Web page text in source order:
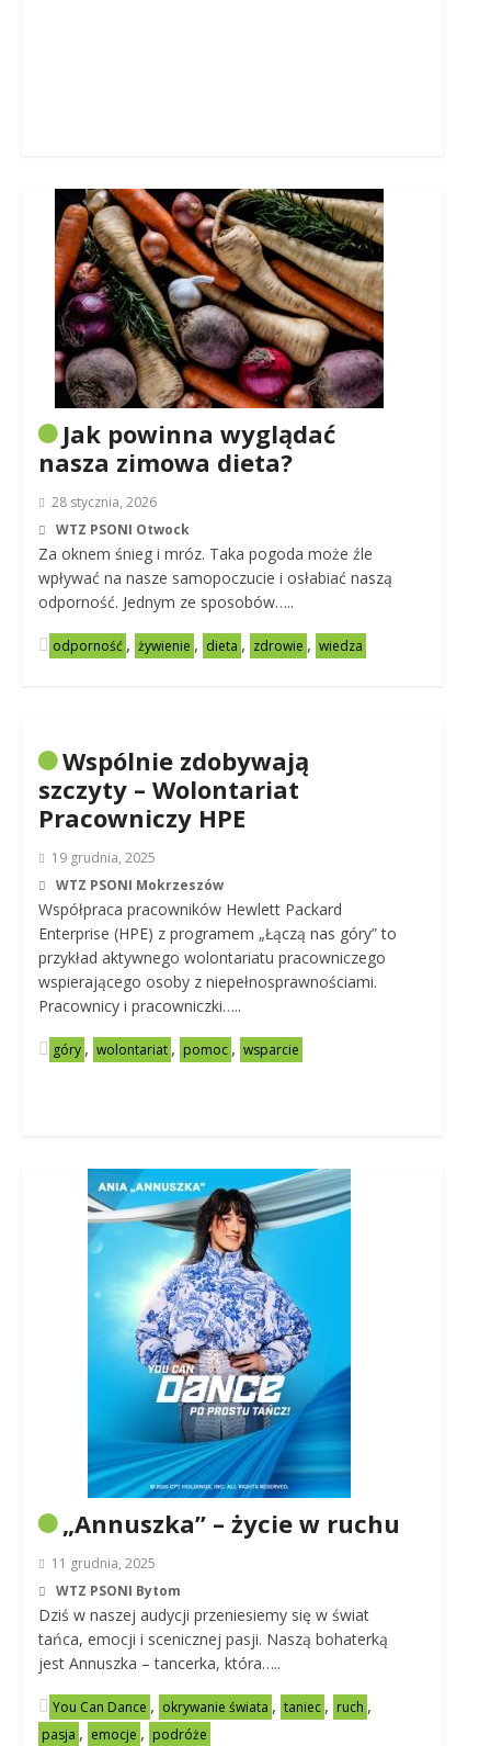
Jak powinna wyglądać
nasza zimowa dieta?
28 stycznia, 2026
WTZ PSONI Otwock
Za oknem śnieg i mróz. Taka pogoda może źle
wpływać na nasze samopoczucie i osłabiać naszą
odporność. Jednym ze sposobów…..
odporność , żywienie , dieta , zdrowie , wiedza
Wspólnie zdobywają
szczyty – Wolontariat
Pracowniczy HPE
19 grudnia, 2025
WTZ PSONI Mokrzeszów
Współpraca pracowników Hewlett Packard
Enterprise (HPE) z programem „Łączą nas góry” to
przykład aktywnego wolontariatu pracowniczego
wspierającego osoby z niepełnosprawnościami.
Pracownicy i pracowniczki…..
góry , wolontariat , pomoc , wsparcie
„Annuszka” – życie w ruchu
11 grudnia, 2025
WTZ PSONI Bytom
Dziś w naszej audycji przeniesiemy się w świat
tańca, emocji i scenicznej pasji. Naszą bohaterką
jest Annuszka – tancerka, która…..
You Can Dance , okrywanie świata , taniec , ruch ,
pasja , emocje , podróże